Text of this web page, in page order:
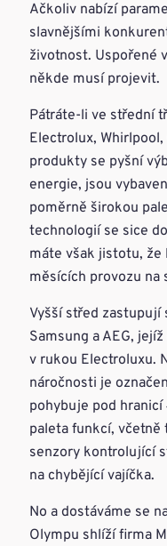
Ačkoliv nabízí
slavnějšími
životnost. Uspořené
někde musí projevit.
Pátráte-li ve střední
Electrolux,
produkty se pyšní
energie, jsou
poměrně širokou
technologií se sice
máte však jistotu, že
měsících provozu na
Vyšší střed zastupují
Samsung a AEG,
v rukou Electroluxu.
náročnosti je
pohybuje pod
paleta funkcí,
senzory kontrolující
na chybějící vajíčka.
No a dostáváme se
Olympu shlíží firma